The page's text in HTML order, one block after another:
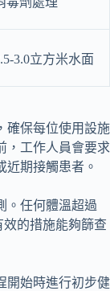
3.0立方米水面
確保每位使用設施
，工作人員會要求
近期接觸患者。
。任何體溫超過
的措施能夠篩查
開始時進行初步健